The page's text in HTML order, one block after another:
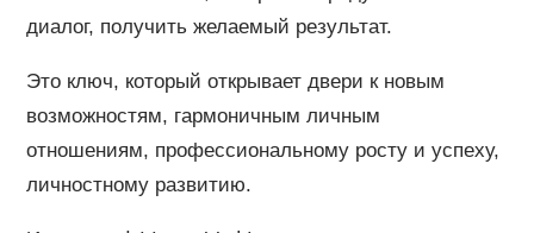
диалог, получить желаемый результат.
Это ключ, который открывает двери к новым
возможностям, гармоничным личным
отношениям, профессиональному росту и успеху,
личностному развитию.